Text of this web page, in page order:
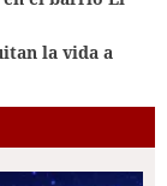
la vida a